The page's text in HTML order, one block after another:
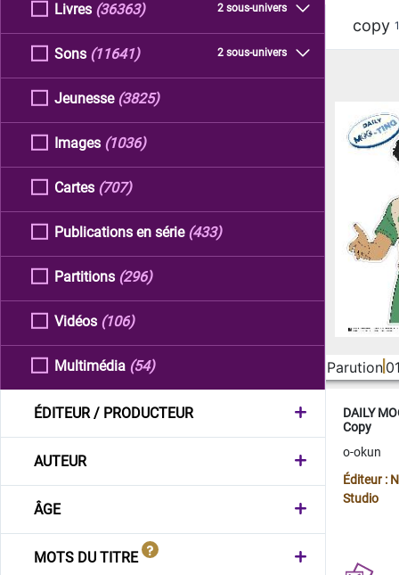
Livres 2 sous-univers
(36363)
Sons 2 sous-univers
(11641)
Jeunesse (3825)
Images (1036)
Cartes (707)
Publications en série (433)
Partitions (296)
Vidéos (106)
Multimédia (54)
ÉDITEUR / PRODUCTEUR
AUTEUR
ÂGE
MOTS DU TITRE
copy
Parution
DAILY
Copy
o-okun
Éditeur :
Studio